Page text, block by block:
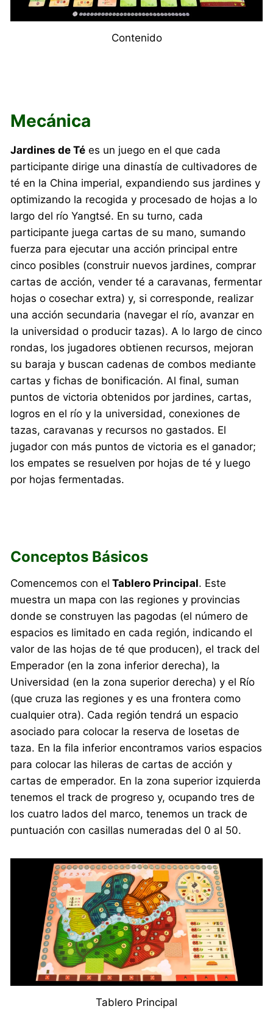
Contenido
Mecánica
Jardines de Té es un juego en el que cada
participante dirige una dinastía de cultivadores de
té en la China imperial, expandiendo sus jardines y
optimizando la recogida y procesado de hojas a lo
largo del río Yangtsé. En su turno, cada
participante juega cartas de su mano, sumando
fuerza para ejecutar una acción principal entre
cinco posibles (construir nuevos jardines, comprar
cartas de acción, vender té a caravanas, fermentar
hojas o cosechar extra) y, si corresponde, realizar
una acción secundaria (navegar el río, avanzar en
la universidad o producir tazas). A lo largo de cinco
rondas, los jugadores obtienen recursos, mejoran
su baraja y buscan cadenas de combos mediante
cartas y fichas de bonificación. Al final, suman
puntos de victoria obtenidos por jardines, cartas,
logros en el río y la universidad, conexiones de
tazas, caravanas y recursos no gastados. El
jugador con más puntos de victoria es el ganador;
los empates se resuelven por hojas de té y luego
por hojas fermentadas.
Conceptos Básicos
Comencemos con el Tablero Principal. Este
muestra un mapa con las regiones y provincias
donde se construyen las pagodas (el número de
espacios es limitado en cada región, indicando el
valor de las hojas de té que producen), el track del
Emperador (en la zona inferior derecha), la
Universidad (en la zona superior derecha) y el Río
(que cruza las regiones y es una frontera como
cualquier otra). Cada región tendrá un espacio
asociado para colocar la reserva de losetas de
taza. En la fila inferior encontramos varios espacios
para colocar las hileras de cartas de acción y
cartas de emperador. En la zona superior izquierda
tenemos el track de progreso y, ocupando tres de
los cuatro lados del marco, tenemos un track de
puntuación con casillas numeradas del 0 al 50.
Tablero Principal